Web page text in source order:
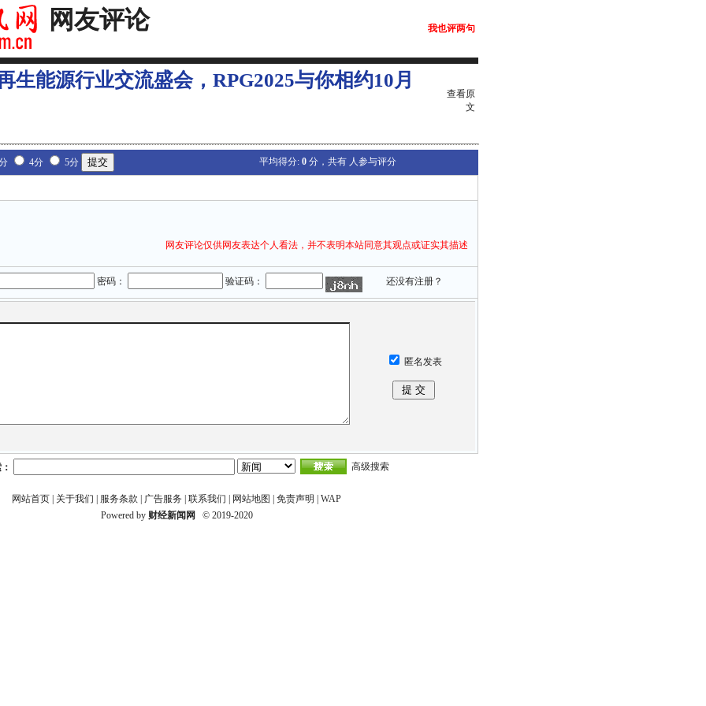
网友评论 我也评两句
生能源行业交流盛会，RPG2025与你相约10月
查看原
文
4分 5分 平均得分: 0分，共有 人参与评分
网友评论仅供网友表达个人看法，并不表明本站同意其观点或证实其描述
密码： 验证码： 还没有注册？
匿名发表
高级搜索
网站首页 关于我们 服务条款 广告服务 联系我们 网站地图 免责声明
WAP
Powered by 财经新闻网 © 2019-2020